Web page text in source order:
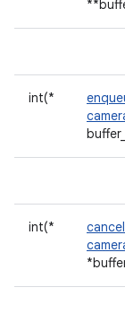
int(*
int(*